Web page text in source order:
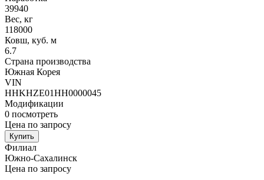
39940
Вес, кг
118000
Ковш, куб. м
6.7
Страна производства
Южная Корея
VIN
HHKHZE01HH0000045
Модификации
0 посмотреть
Цена по запросу
Купить
Филиал
Южно-Сахалинск
Цена по запросу